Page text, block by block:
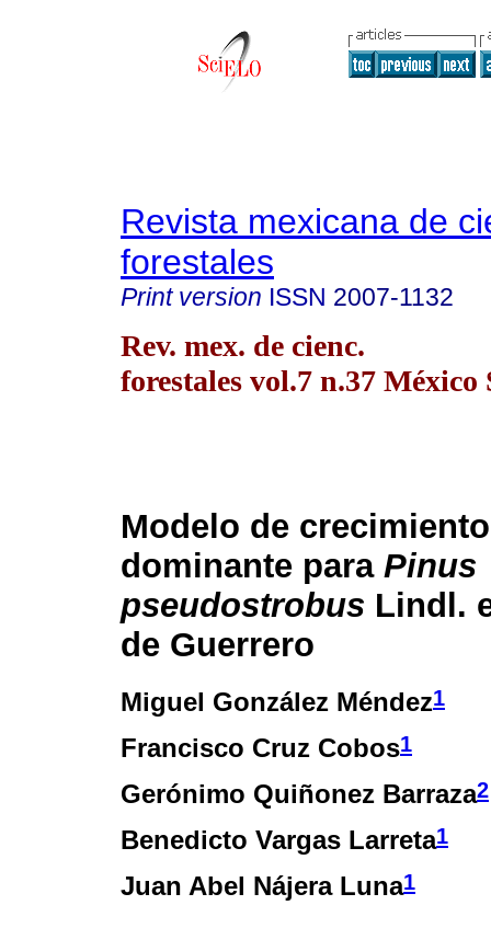
Revista mexicana de
forestales
Print version ISSN 2007-1132
Rev. mex. de cienc.
forestales vol.7 n.37 México
Modelo de
dominante para Pinus
pseudostrobus Lindl.
de Guerrero
Miguel González Méndez1
Francisco Cruz Cobos1
Gerónimo Quiñonez Barraza2
Benedicto Vargas Larreta1
Juan Abel Nájera Luna1